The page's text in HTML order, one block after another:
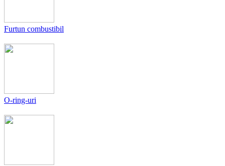
Furtun combustibil
O-ring-uri